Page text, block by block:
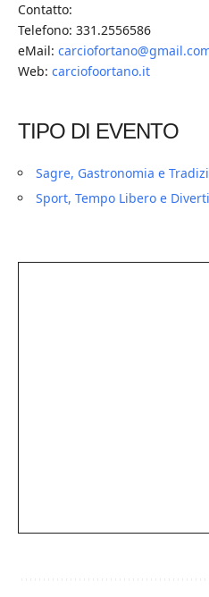
Contatto:
Telefono: 331.2556586
eMail:
Web: carciofoortano.it
TIPO DI EVENTO
Sagre, Gastronomia e
Sport, Tempo Libero e